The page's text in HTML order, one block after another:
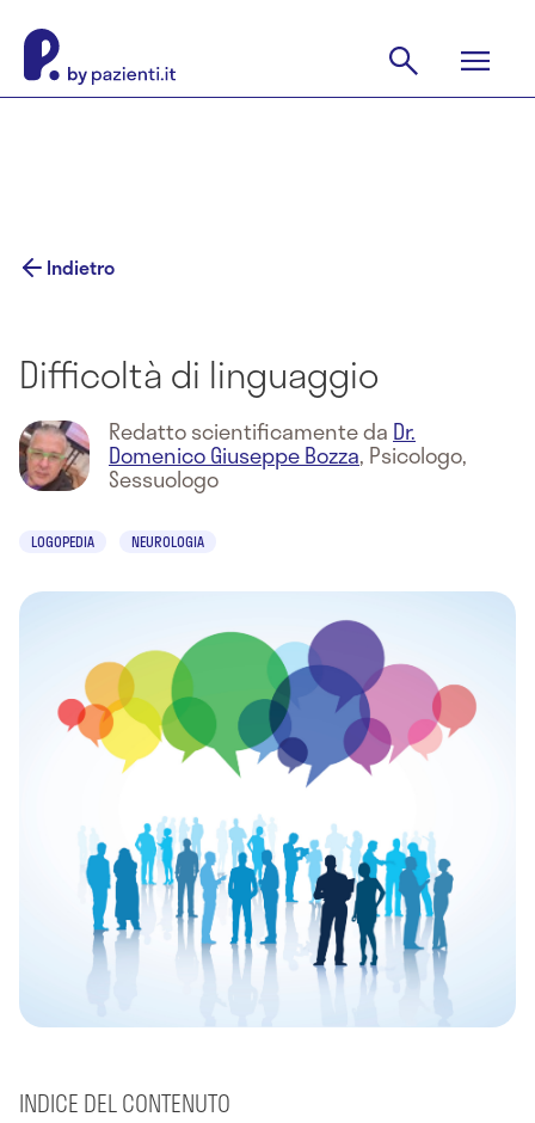
Indietro
Difficoltà di linguaggio
Redatto scientificamente da Dr.
Domenico Giuseppe Bozza, Psicologo,
Sessuologo
LOGOPEDIA NEUROLOGIA
INDICE DEL CONTENUTO